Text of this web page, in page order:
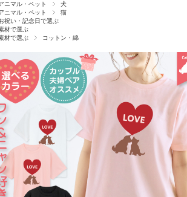
ニマル・ペット
犬
ニマル・ペット
猫
祝い・記念日で選ぶ
材で選ぶ
材で選ぶ
コットン・綿